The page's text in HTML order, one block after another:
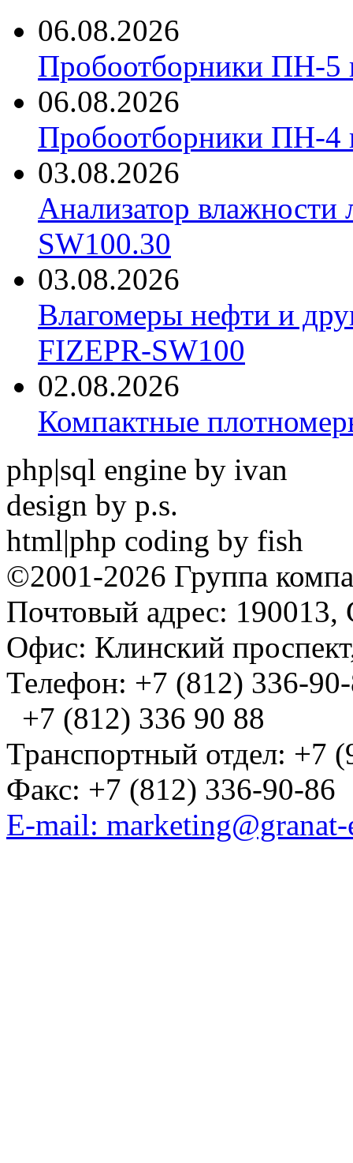
06.08.2026
Пробоотборники ПН-
06.08.2026
Пробоотборники ПН-
03.08.2026
Анализатор
SW100.30
03.08.2026
Влагомеры нефти и
FIZEPR-SW100
02.08.2026
Компактные
php|sql engine by ivan
design by p.s.
html|php coding by fish
©2001-2026 Группа
Почтовый адрес: 190013,
Офис: Клинский
Телефон: +7 (812) 336-
+7 (812) 336 90 88
Транспортный отдел: +7
Факс: +7 (812) 336-90-86
E-mail: